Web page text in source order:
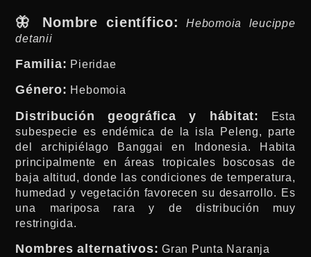
🦋 Nombre científico:
Hebomoia leucippe
detanii
Familia: Pieridae
Género: Hebomoia
Distribución geográfica y hábitat:
Esta
subespecie es endémica de la isla Peleng, parte
del archipiélago Banggai en Indonesia. Habita
principalmente en áreas tropicales boscosas de
baja altitud, donde las condiciones de temperatura,
humedad y vegetación favorecen su desarrollo. Es
una mariposa rara y de distribución muy
restringida.
Nombres alternativos: Gran Punta Naranja